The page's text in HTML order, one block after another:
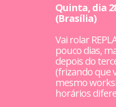
Quinta, dia
(Brasília)
Vai rolar
pouco dias,
depois do
(frizando que
mesmo
horários